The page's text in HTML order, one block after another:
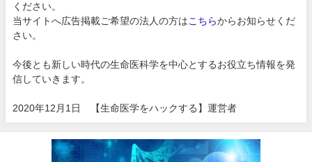
ください。
当サイトへ広告掲載ご希望の法人の方は こちらからお知らせくだ
さい。
今後とも新しい時代の生命医科学を中心とするお役立ち情報を発
信していきます。
2020年12月1日 【生命医学をハックする】運営者